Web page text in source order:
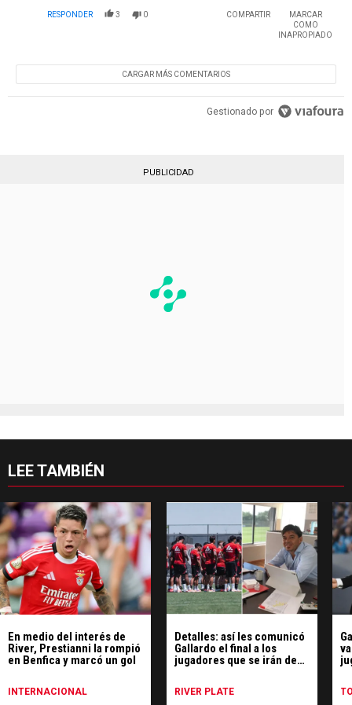
RESPONDER 3 0 COMPARTIR
MARCAR
COMO
INAPROPIADO
CARGAR MÁS COMENTARIOS
Gestionado por
PUBLICIDAD
LEE TAMBIÉN
En medio del interés de
River, Prestianni la rompió
en Benfica y marcó un gol
INTERNACIONAL
Detalles: así les comunicó
Gallardo el final a los
jugadores que se irán de
RIVER PLATE